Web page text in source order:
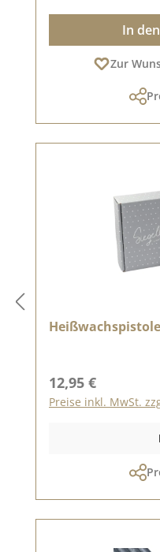
In
Zur
Regulärer Preis:
12,95 €
Preise inkl. MwSt.